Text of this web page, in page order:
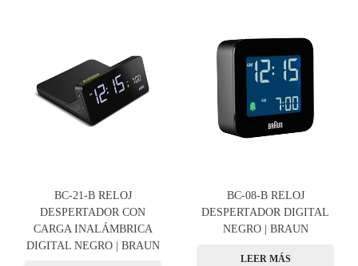
BC-21-B RELOJ
DESPERTADOR CON
CARGA INALÁMBRICA
DIGITAL NEGRO | BRAUN
BC-08-B RELOJ
DESPERTADOR DIGITAL
NEGRO | BRAUN
LEER MÁS